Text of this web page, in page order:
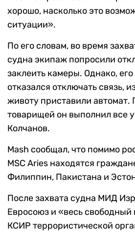
хорошо, насколько это
ситуации».
По его словам, во время
судна экипаж попросили
заклеить камеры. Однако,
отказался отключать связь,
животу приставили автомат.
товарищей он выполнил все
Колчанов.
Mash сообщал, что помимо
MSC Aries находятся
Филиппин, Пакистана и
После захвата судна МИД
Евросоюз и «весь свободный
КСИР террористической